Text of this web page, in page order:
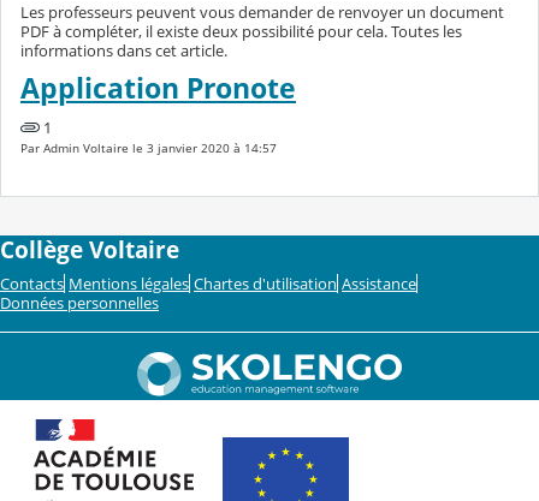
Les professeurs peuvent vous demander de renvoyer un document
PDF à compléter, il existe deux possibilité pour cela. Toutes les
informations dans cet article.
Application Pronote
1
Par Admin Voltaire le 3 janvier 2020 à 14:57
Collège Voltaire
Contacts Mentions légales Chartes d'utilisation Assistance
Données personnelles